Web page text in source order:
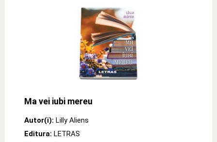
Ma vei iubi mereu
Autor(i): Lilly Aliens
Editura: LETRAS